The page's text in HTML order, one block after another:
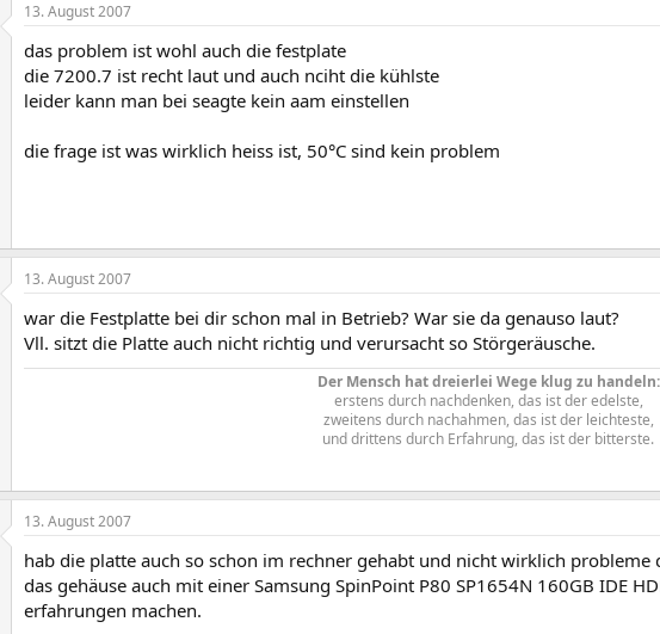
13. August 2007
das problem ist wohl auch die festplate
die 7200.7 ist recht laut und auch nciht die kühlste
leider kann man bei seagte kein aam einstellen
die frage ist was wirklich heiss ist, 50°C sind kein problem
13. August 2007
war die Festplatte bei dir schon mal in Betrieb? War sie da genauso laut?
Vll. sitzt die Platte auch nicht richtig und verursacht so Störgeräusche.
Der Mensch hat dreierlei Wege klug zu handeln:
erstens durch nachdenken, das ist der edelste,
zweitens durch nachahmen, das ist der leichteste,
und drittens durch Erfahrung, das ist der bitterste.​
13. August 2007
hab die platte auch so schon im rechner gehabt und nicht wirklich probleme
das gehäuse auch mit einer Samsung SpinPoint P80 SP1654N 160GB IDE
erfahrungen machen.